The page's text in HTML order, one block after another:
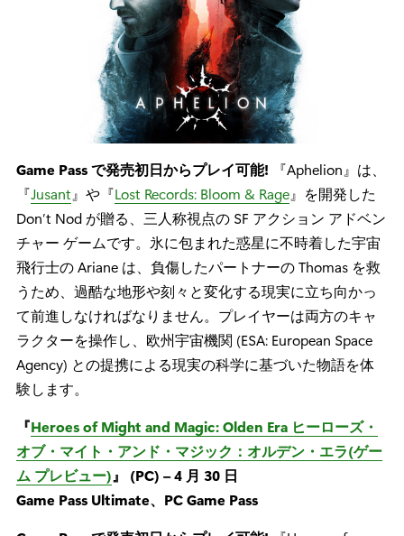
Game Pass で発売初日からプレイ可能!
『Aphelion』は、
『Jusant 』や『Lost Records: Bloom & Rage』を開発した
Don’t Nod が贈る、三人称視点の SF アクション アドベン
チャー ゲームです。氷に包まれた惑星に不時着した宇宙
飛行士の Ariane は、負傷したパートナーの Thomas を救
うため、過酷な地形や刻々と変化する現実に立ち向かっ
て前進しなければなりません。プレイヤーは両方のキャ
ラクターを操作し、欧州宇宙機関 (ESA: European Space
Agency) との提携による現実の科学に基づいた物語を体
験します。
『Heroes of Might and Magic: Olden Era ヒーローズ・
オブ・マイト・アンド・マジック：オルデン・エラ(ゲー
ム プレビュー) 』 (PC) – 4 月 30 日
Game Pass Ultimate、PC Game Pass